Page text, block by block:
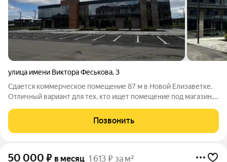
улица имени Виктора Феськова,3
Сдается коммерческое помещение 87 м в Новой Елизаветке.
Отличный вариант для тех, кто ищет помещение под магазин,
красоты в активно развивающемся районе Краснодара.
Помещение находится на
Позвонить
50 000 ₽ в месяц 1 613 ₽ за м²